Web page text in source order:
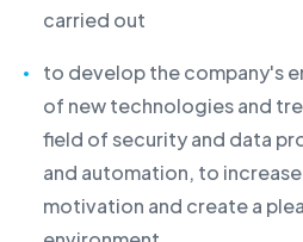
carried out
to develop the company's
of new technologies and
field of security and data
and automation, to
motivation and create a